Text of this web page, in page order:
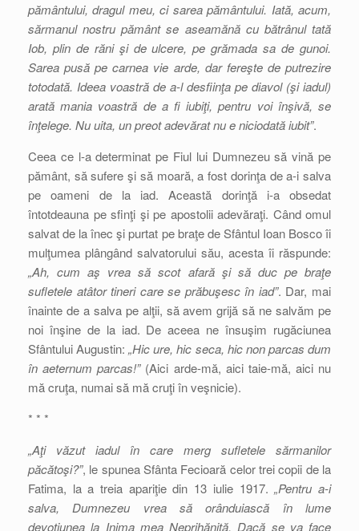
pământului, dragul meu, ci sarea pământului. Iată, acum,
sărmanul nostru pământ se aseamănă cu bătrânul tată
Iob, plin de răni şi de ulcere, pe grămada sa de gunoi.
Sarea pusă pe carnea vie arde, dar fereşte de putrezire
totodată. Ideea voastră de a-l desfiinţa pe diavol (şi iadul)
arată mania voastră de a fi iubiţi, pentru voi înşivă, se
înţelege. Nu uita, un preot adevărat nu e niciodată iubit”.
Ceea ce l-a determinat pe Fiul lui Dumnezeu să vină pe
pământ, să sufere şi să moară, a fost dorinţa de a-i salva
pe oameni de la iad. Această dorinţă i-a obsedat
întotdeauna pe sfinţi şi pe apostolii adevăraţi. Când omul
salvat de la înec şi purtat pe braţe de Sfântul Ioan Bosco îi
mulţumea plângând salvatorului său, acesta îi răspunde:
„Ah, cum aş vrea să scot afară şi să duc pe braţe
sufletele atâtor tineri care se prăbuşesc în iad”. Dar, mai
înainte de a salva pe alţii, să avem grijă să ne salvăm pe
noi înşine de la iad. De aceea ne însuşim rugăciunea
Sfântului Augustin:„Hic ure, hic seca, hic non parcas dum
în aeternum parcas!”(Aici arde-mă, aici taie-mă, aici nu
mă cruţa, numai să mă cruţi în veşnicie).
* * *
„Aţi văzut iadul în care merg sufletele sărmanilor
păcătoşi?”, le spunea Sfânta Fecioară celor trei copii de la
Fatima, la a treia apariţie din 13 iulie 1917.„Pentru a-i
salva, Dumnezeu vrea să orânduiască în lume
devoţiunea la Inima mea Neprihănită. Dacă se va face